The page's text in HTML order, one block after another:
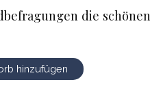
die schönen
hinzufügen